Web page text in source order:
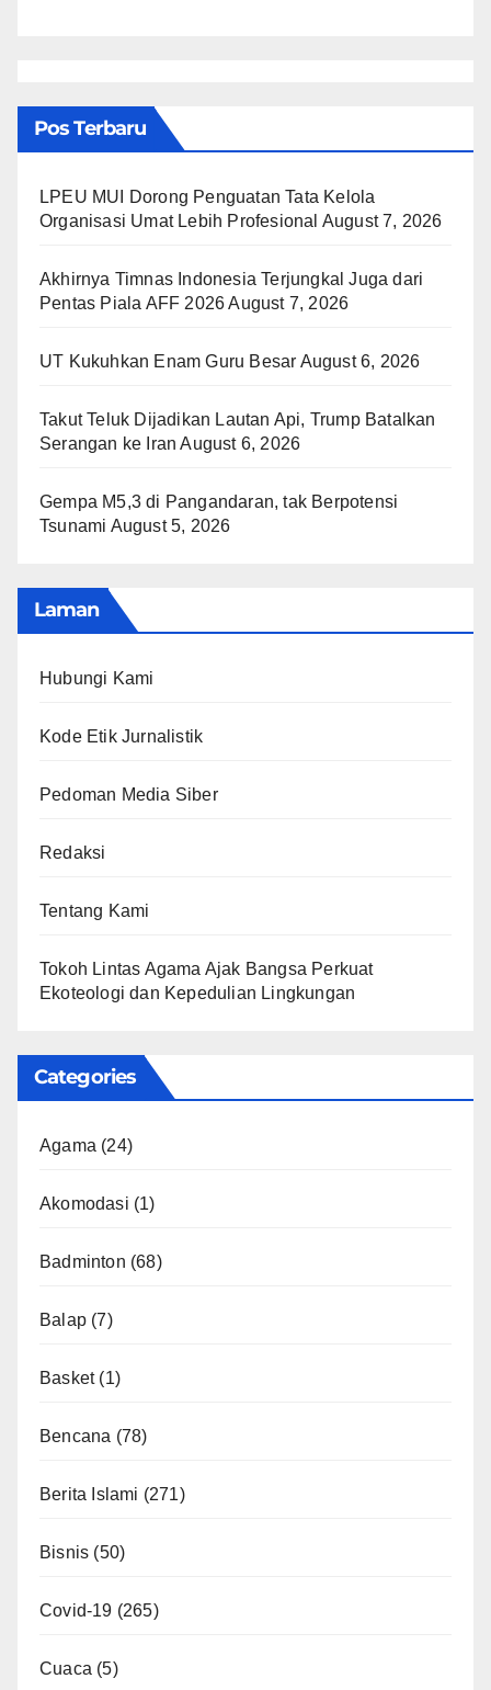
Pos Terbaru
LPEU MUI Dorong Penguatan Tata Kelola
Organisasi Umat Lebih Profesional August 7, 2026
Akhirnya Timnas Indonesia Terjungkal Juga dari
Pentas Piala AFF 2026 August 7, 2026
UT Kukuhkan Enam Guru Besar August 6, 2026
Takut Teluk Dijadikan Lautan Api, Trump Batalkan
Serangan ke Iran August 6, 2026
Gempa M5,3 di Pangandaran, tak Berpotensi
Tsunami August 5, 2026
Laman
Hubungi Kami
Kode Etik Jurnalistik
Pedoman Media Siber
Redaksi
Tentang Kami
Tokoh Lintas Agama Ajak Bangsa Perkuat
Ekoteologi dan Kepedulian Lingkungan
Categories
Agama (24)
Akomodasi (1)
Badminton (68)
Balap (7)
Basket(1)
Bencana (78)
Berita Islami (271)
Bisnis (50)
Covid-19 (265)
Cuaca (5)